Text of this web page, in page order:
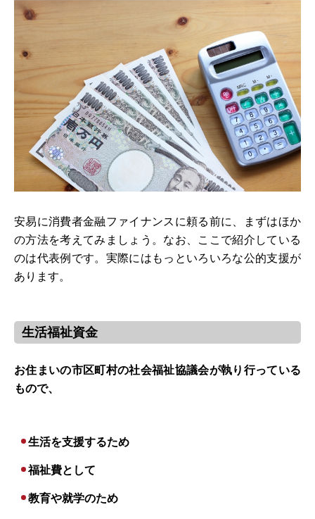
安易に消費者金融ファイナンスに頼る前に、まずはほか
の方法を考えてみましょう。なお、ここで紹介している
のは代表例です。実際にはもっといろいろな公的支援が
あります。
生活福祉資金
お住まいの市区町村の社会福祉協議会が執り行っている
もので、
生活を支援するため
福祉費として
教育や就学のため